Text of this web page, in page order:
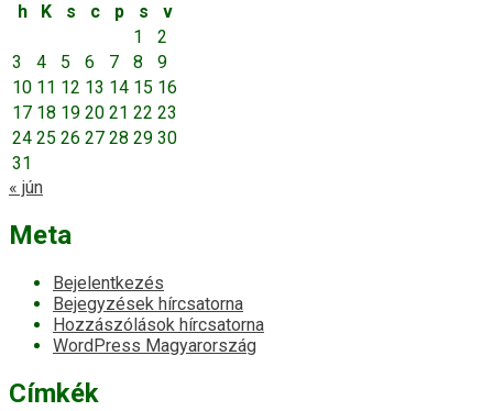
h
K s c p s
v
1
2
3
4 5 6 7 8
9
10 11 12 13 14 15 16
17 18 19 20 21 22 23
24 25 26 27 28 29 30
31
« jún
Meta
Bejelentkezés
Bejegyzések hírcsatorna
Hozzászólások hírcsatorna
WordPress Magyarország
Címkék